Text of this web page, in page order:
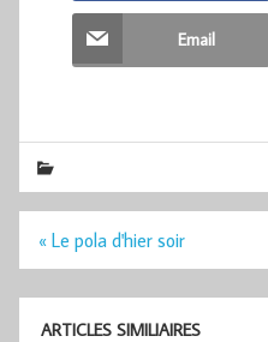
Email
Navigation
« Le pola d'hier soir
ARTICLES SIMILIAIRES